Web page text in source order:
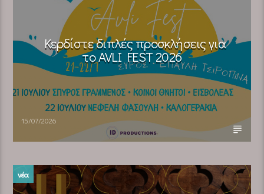
Κερδίστε διπλές προσκλήσεις για
το AVLI FEST 2026
15/07/2026
νέα